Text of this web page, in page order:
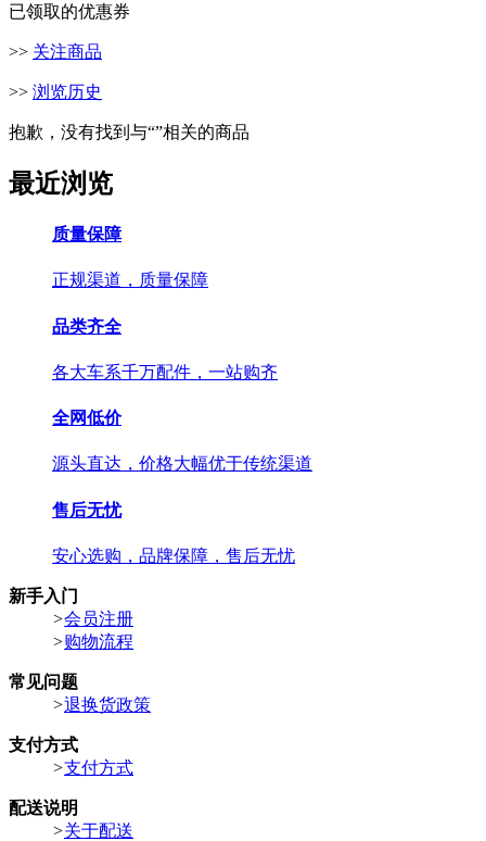
已领取的优惠券
>> 关注商品
>> 浏览历史
抱歉，没有找到与“”相关的商品
最近浏览
质量保障
正规渠道，质量保障
品类齐全
各大车系千万配件，一站购齐
全网低价
源头直达，价格大幅优于传统渠道
售后无忧
安心选购，品牌保障，售后无忧
新手入门
>会员注册
>购物流程
常见问题
>退换货政策
支付方式
>支付方式
配送说明
>关于配送